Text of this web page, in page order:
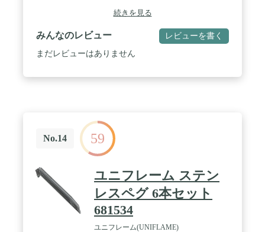
続きを見る
みんなのレビュー レビューを書く
まだレビューはありません
No.14 59
ユニフレーム ステン
レスペグ 6本セット
681534
ユニフレーム(UNIFLAME)